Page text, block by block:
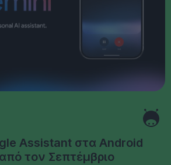
Assistant στα Android
τον Σεπτέμβριο